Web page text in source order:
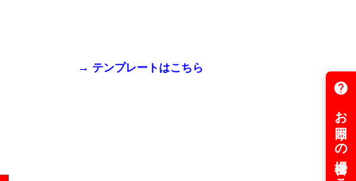
→ テンプレートはこちら